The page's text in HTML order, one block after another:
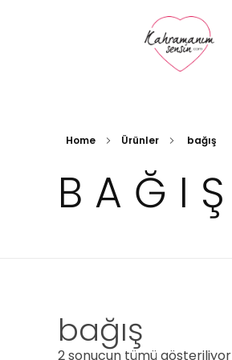
Home Ürünler bağış
BAĞIŞ
bağış
2 sonucun tümü gösteriliyor